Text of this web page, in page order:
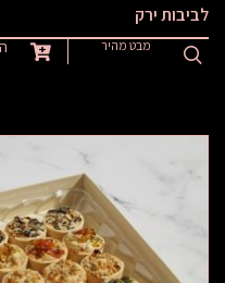
לביבות ירק
מבט מהיר